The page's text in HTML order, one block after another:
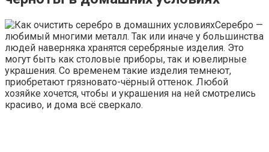
Серебро —
любимый многими металл. Так или иначе у большинства
людей наверняка хранятся серебряные изделия. Это
могут быть как столовые приборы, так и ювелирные
украшения. Со временем такие изделия темнеют,
приобретают грязновато-чёрный оттенок. Любой
хозяйке хочется, чтобы и украшения на ней смотрелись
красиво, и дома всё сверкало.